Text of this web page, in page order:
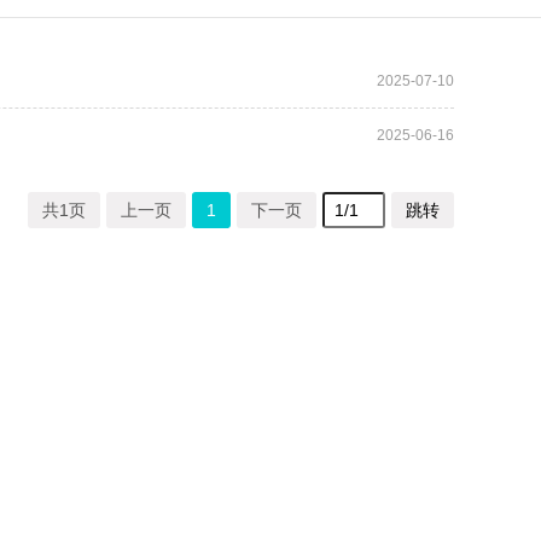
2025-07-10
2025-06-16
共1页 上一页 1 下一页 跳转